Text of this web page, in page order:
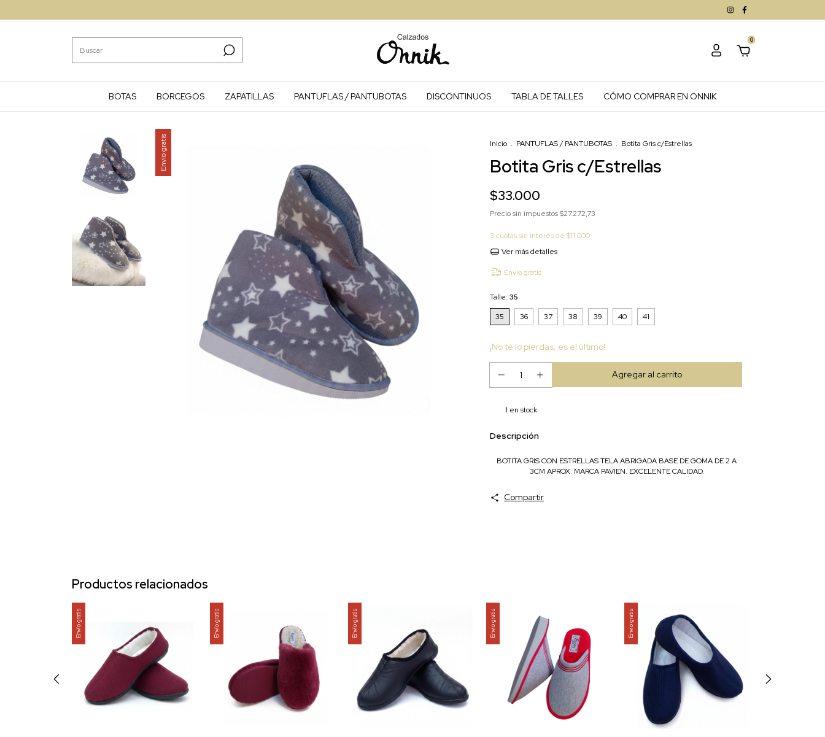
0
BOTAS BORCEGOS ZAPATILLAS PANTUFLAS / PANTUBOTAS DISCONTINUOS TABLA DE TALLES CÓMO COMPRAR EN ONNIK
Envío gratis Inicio . PANTUFLAS / PANTUBOTAS . Botita Gris c/Estrellas
Botita Gris c/Estrellas
$33.000
Precio sin impuestos$27.272,73
3 cuotas sin interés de $11.000
Ver más detalles
Envío gratis
Talle: 35
35
36 37 38 39 40 41
¡No te lo pierdas, es el último!
1 en stock
Descripción
BOTITA GRIS CON ESTRELLAS TELA ABRIGADA BASE DE GOMA DE 2 A
3CM APROX. MARCA PAVIEN. EXCELENTE CALIDAD.
Compartir
Productos relacionados
Envío gratis Envío gratis Envío gratis Envío gratis Envío gratis